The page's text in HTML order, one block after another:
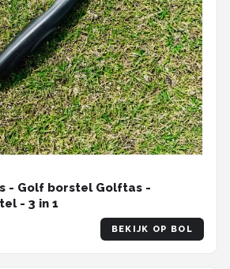
- Golf borstel Golftas -
- 3 in 1
BEKIJK OP BOL